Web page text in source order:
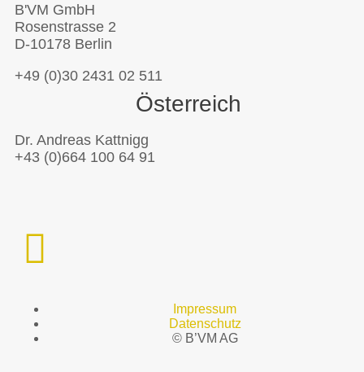
B'VM GmbH
Rosenstrasse 2
D-10178 Berlin
+49 (0)30 2431 02 511
Österreich
Dr. Andreas Kattnigg
+43 (0)664 100 64 91
Impressum
Datenschutz
© B’VM AG